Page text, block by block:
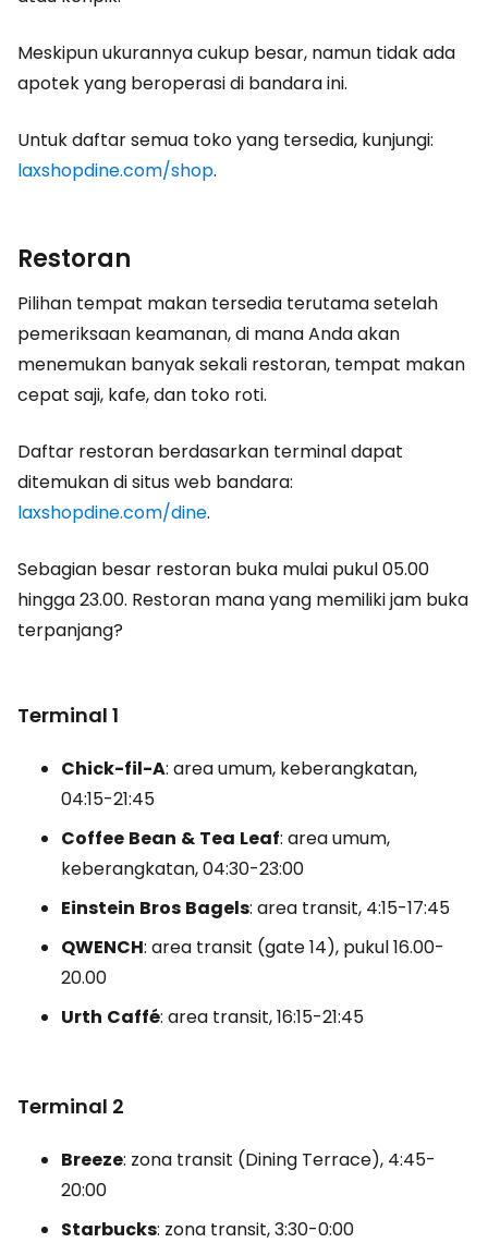
Meskipun ukurannya cukup besar, namun tidak ada
apotek yang beroperasi di bandara ini.
Untuk daftar semua toko yang tersedia, kunjungi:
laxshopdine.com/shop.
Restoran
Pilihan tempat makan tersedia terutama setelah
pemeriksaan keamanan, di mana Anda akan
menemukan banyak sekali restoran, tempat makan
cepat saji, kafe, dan toko roti.
Daftar restoran berdasarkan terminal dapat
ditemukan di situs web bandara:
laxshopdine.com/dine.
Sebagian besar restoran buka mulai pukul 05.00
hingga 23.00. Restoran mana yang memiliki jam buka
terpanjang?
Terminal 1
Chick-fil-A: area umum, keberangkatan,
04:15-21:45
Coffee Bean & Tea Leaf: area umum,
keberangkatan, 04:30-23:00
Einstein Bros Bagels: area transit, 4:15-17:45
QWENCH: area transit (gate 14), pukul 16.00-
20.00
Urth Caffé: area transit, 16:15-21:45
Terminal 2
Breeze: zona transit (Dining Terrace), 4:45-
20:00
Starbucks: zona transit, 3:30-0:00